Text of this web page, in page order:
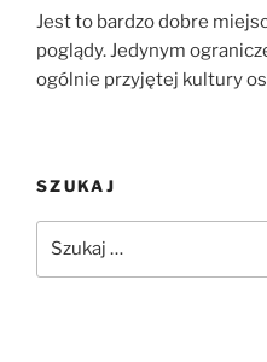
Jest to bardzo dobre
poglądy. Jedynym
ogólnie przyjętej kultury
SZUKAJ